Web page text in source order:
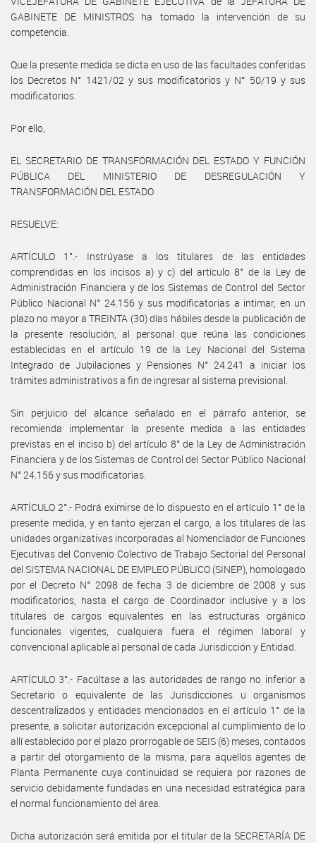
GABINETE DE MINISTROS ha tomado la intervención de su
competencia.
Que la presente medida se dicta en uso de las facultades conferidas
los Decretos N° 1421/02 y sus modificatorios y N° 50/19 y sus
modificatorios.
Por ello,
EL SECRETARIO DE TRANSFORMACIÓN DEL ESTADO Y FUNCIÓN
PÚBLICA DEL MINISTERIO DE DESREGULACIÓN Y
TRANSFORMACIÓN DEL ESTADO
RESUELVE:
ARTÍCULO 1°.- Instrúyase a los titulares de las entidades
comprendidas en los incisos a) y c) del artículo 8° de la Ley de
Administración Financiera y de los Sistemas de Control del Sector
Público Nacional N° 24.156 y sus modificatorias a intimar, en un
plazo no mayor a TREINTA (30) días hábiles desde la publicación de
la presente resolución, al personal que reúna las condiciones
establecidas en el artículo 19 de la Ley Nacional del Sistema
Integrado de Jubilaciones y Pensiones N° 24.241 a iniciar los
trámites administrativos a fin de ingresar al sistema previsional.
Sin perjuicio del alcance señalado en el párrafo anterior, se
recomienda implementar la presente medida a las entidades
previstas en el inciso b) del artículo 8° de la Ley de Administración
Financiera y de los Sistemas de Control del Sector Público Nacional
N° 24.156 y sus modificatorias.
ARTÍCULO 2°.- Podrá eximirse de lo dispuesto en el artículo 1° de la
presente medida, y en tanto ejerzan el cargo, a los titulares de las
unidades organizativas incorporadas al Nomenclador de Funciones
Ejecutivas del Convenio Colectivo de Trabajo Sectorial del Personal
del SISTEMA NACIONAL DE EMPLEO PÚBLICO (SINEP), homologado
por el Decreto N° 2098 de fecha 3 de diciembre de 2008 y sus
modificatorios, hasta el cargo de Coordinador inclusive y a los
titulares de cargos equivalentes en las estructuras orgánico
funcionales vigentes, cualquiera fuera el régimen laboral y
convencional aplicable al personal de cada Jurisdicción y Entidad.
ARTÍCULO 3°.- Facúltase a las autoridades de rango no inferior a
Secretario o equivalente de las Jurisdicciones u organismos
descentralizados y entidades mencionados en el artículo 1° de la
presente, a solicitar autorización excepcional al cumplimiento de lo
allí establecido por el plazo prorrogable de SEIS (6) meses, contados
a partir del otorgamiento de la misma, para aquellos agentes de
Planta Permanente cuya continuidad se requiera por razones de
servicio debidamente fundadas en una necesidad estratégica para
el normal funcionamiento del área.
Dicha autorización será emitida por el titular de la SECRETARÍA DE